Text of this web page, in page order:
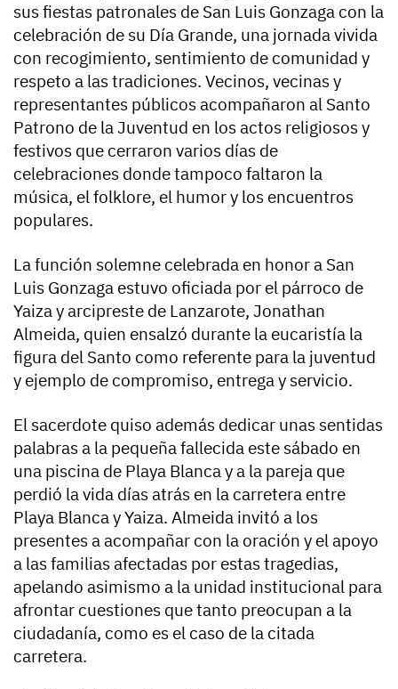
sus fiestas patronales de San Luis Gonzaga con la
celebración de su Día Grande, una jornada vivida
con recogimiento, sentimiento de comunidad y
respeto a las tradiciones. Vecinos, vecinas y
representantes públicos acompañaron al Santo
Patrono de la Juventud en los actos religiosos y
festivos que cerraron varios días de
celebraciones donde tampoco faltaron la
música, el folklore, el humor y los encuentros
populares.
La función solemne celebrada en honor a San
Luis Gonzaga estuvo oficiada por el párroco de
Yaiza y arcipreste de Lanzarote, Jonathan
Almeida, quien ensalzó durante la eucaristía la
figura del Santo como referente para la juventud
y ejemplo de compromiso, entrega y servicio.
El sacerdote quiso además dedicar unas sentidas
palabras a la pequeña fallecida este sábado en
una piscina de Playa Blanca y a la pareja que
perdió la vida días atrás en la carretera entre
Playa Blanca y Yaiza. Almeida invitó a los
presentes a acompañar con la oración y el apoyo
a las familias afectadas por estas tragedias,
apelando asimismo a la unidad institucional para
afrontar cuestiones que tanto preocupan a la
ciudadanía, como es el caso de la citada
carretera.